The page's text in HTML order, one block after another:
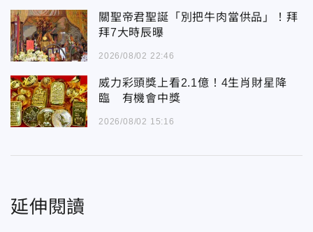
關聖帝君聖誕「別把牛肉當供品」！拜
拜7大時辰曝
2026/08/02 22:46
威力彩頭獎上看2.1億！4生肖財星降
臨 有機會中獎
2026/08/02 15:16
延伸閱讀